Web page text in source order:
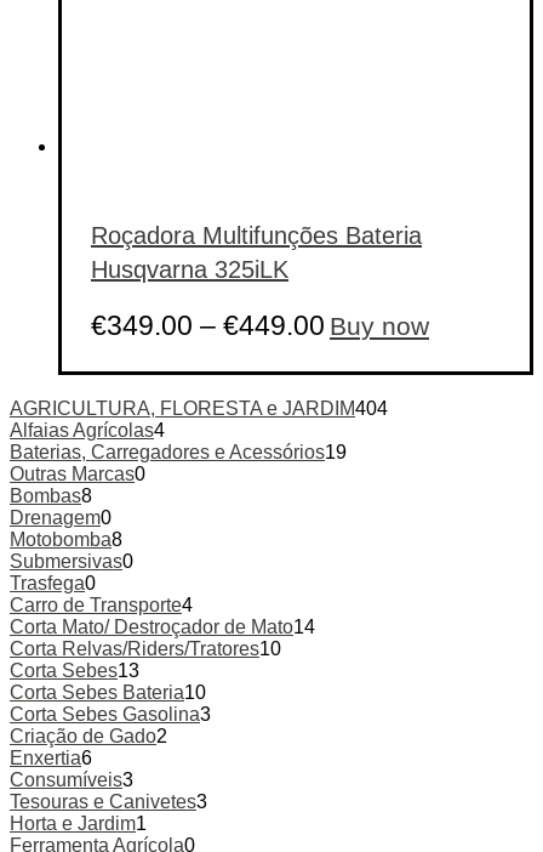
Roçadora Multifunções Bateria
Husqvarna 325iLK
€349.00 – €449.00 Buy nowThis
product
AGRICULTURA, FLORESTA e JARDIM404
Alfaias Agrícolas4
Baterias, Carregadores e Acessórios19
Outras Marcas0
Bombas8
Drenagem0
Motobomba8
Submersivas0
Trasfega0
Carro de Transporte4
Corta Mato/ Destroçador de Mato14
Corta Relvas/Riders/Tratores10
Corta Sebes13
Corta Sebes Bateria10
Corta Sebes Gasolina3
Criação de Gado2
Enxertia6
Consumíveis3
Tesouras e Canivetes3
Horta e Jardim1
Ferramenta Agrícola0